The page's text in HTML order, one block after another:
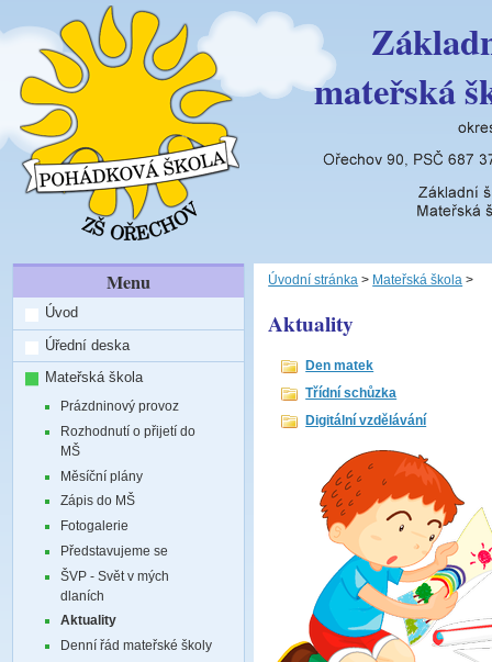
mateřská
Menu
Úvod
Úřední deska
Mateřská škola
Prázdninový provoz
Rozhodnutí o přijetí do
MŠ
Měsíční plány
Zápis do MŠ
Fotogalerie
Představujeme se
ŠVP - Svět v mých
dlaních
Aktuality
Denní řád mateřské školy
Úvodní stránka > Mateřská škola >
Aktuality
Den matek
Třídní schůzka
Digitální vzdělávání